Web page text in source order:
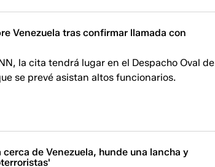
Venezuela tras confirmar llamada con
la cita tendrá lugar en el Despacho Oval de
se prevé asistan altos funcionarios.
cerca de Venezuela, hunde una lancha y